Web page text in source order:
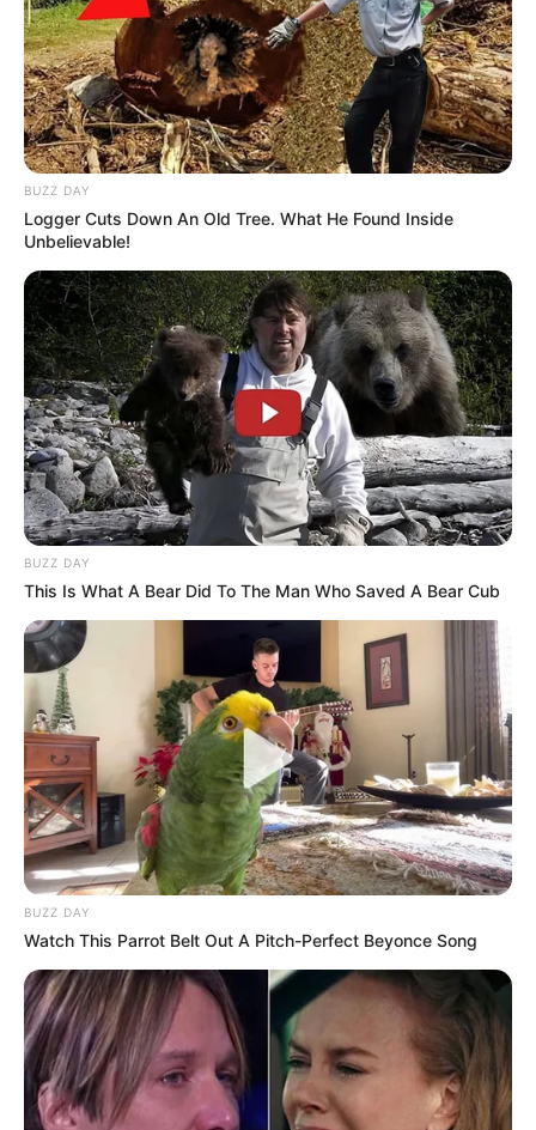
BUZZ DAY
Logger Cuts Down An Old Tree. What He Found Inside
Unbelievable!
BUZZ DAY
This Is What A Bear Did To The Man Who Saved A Bear Cub
BUZZ DAY
Watch This Parrot Belt Out A Pitch-Perfect Beyonce Song